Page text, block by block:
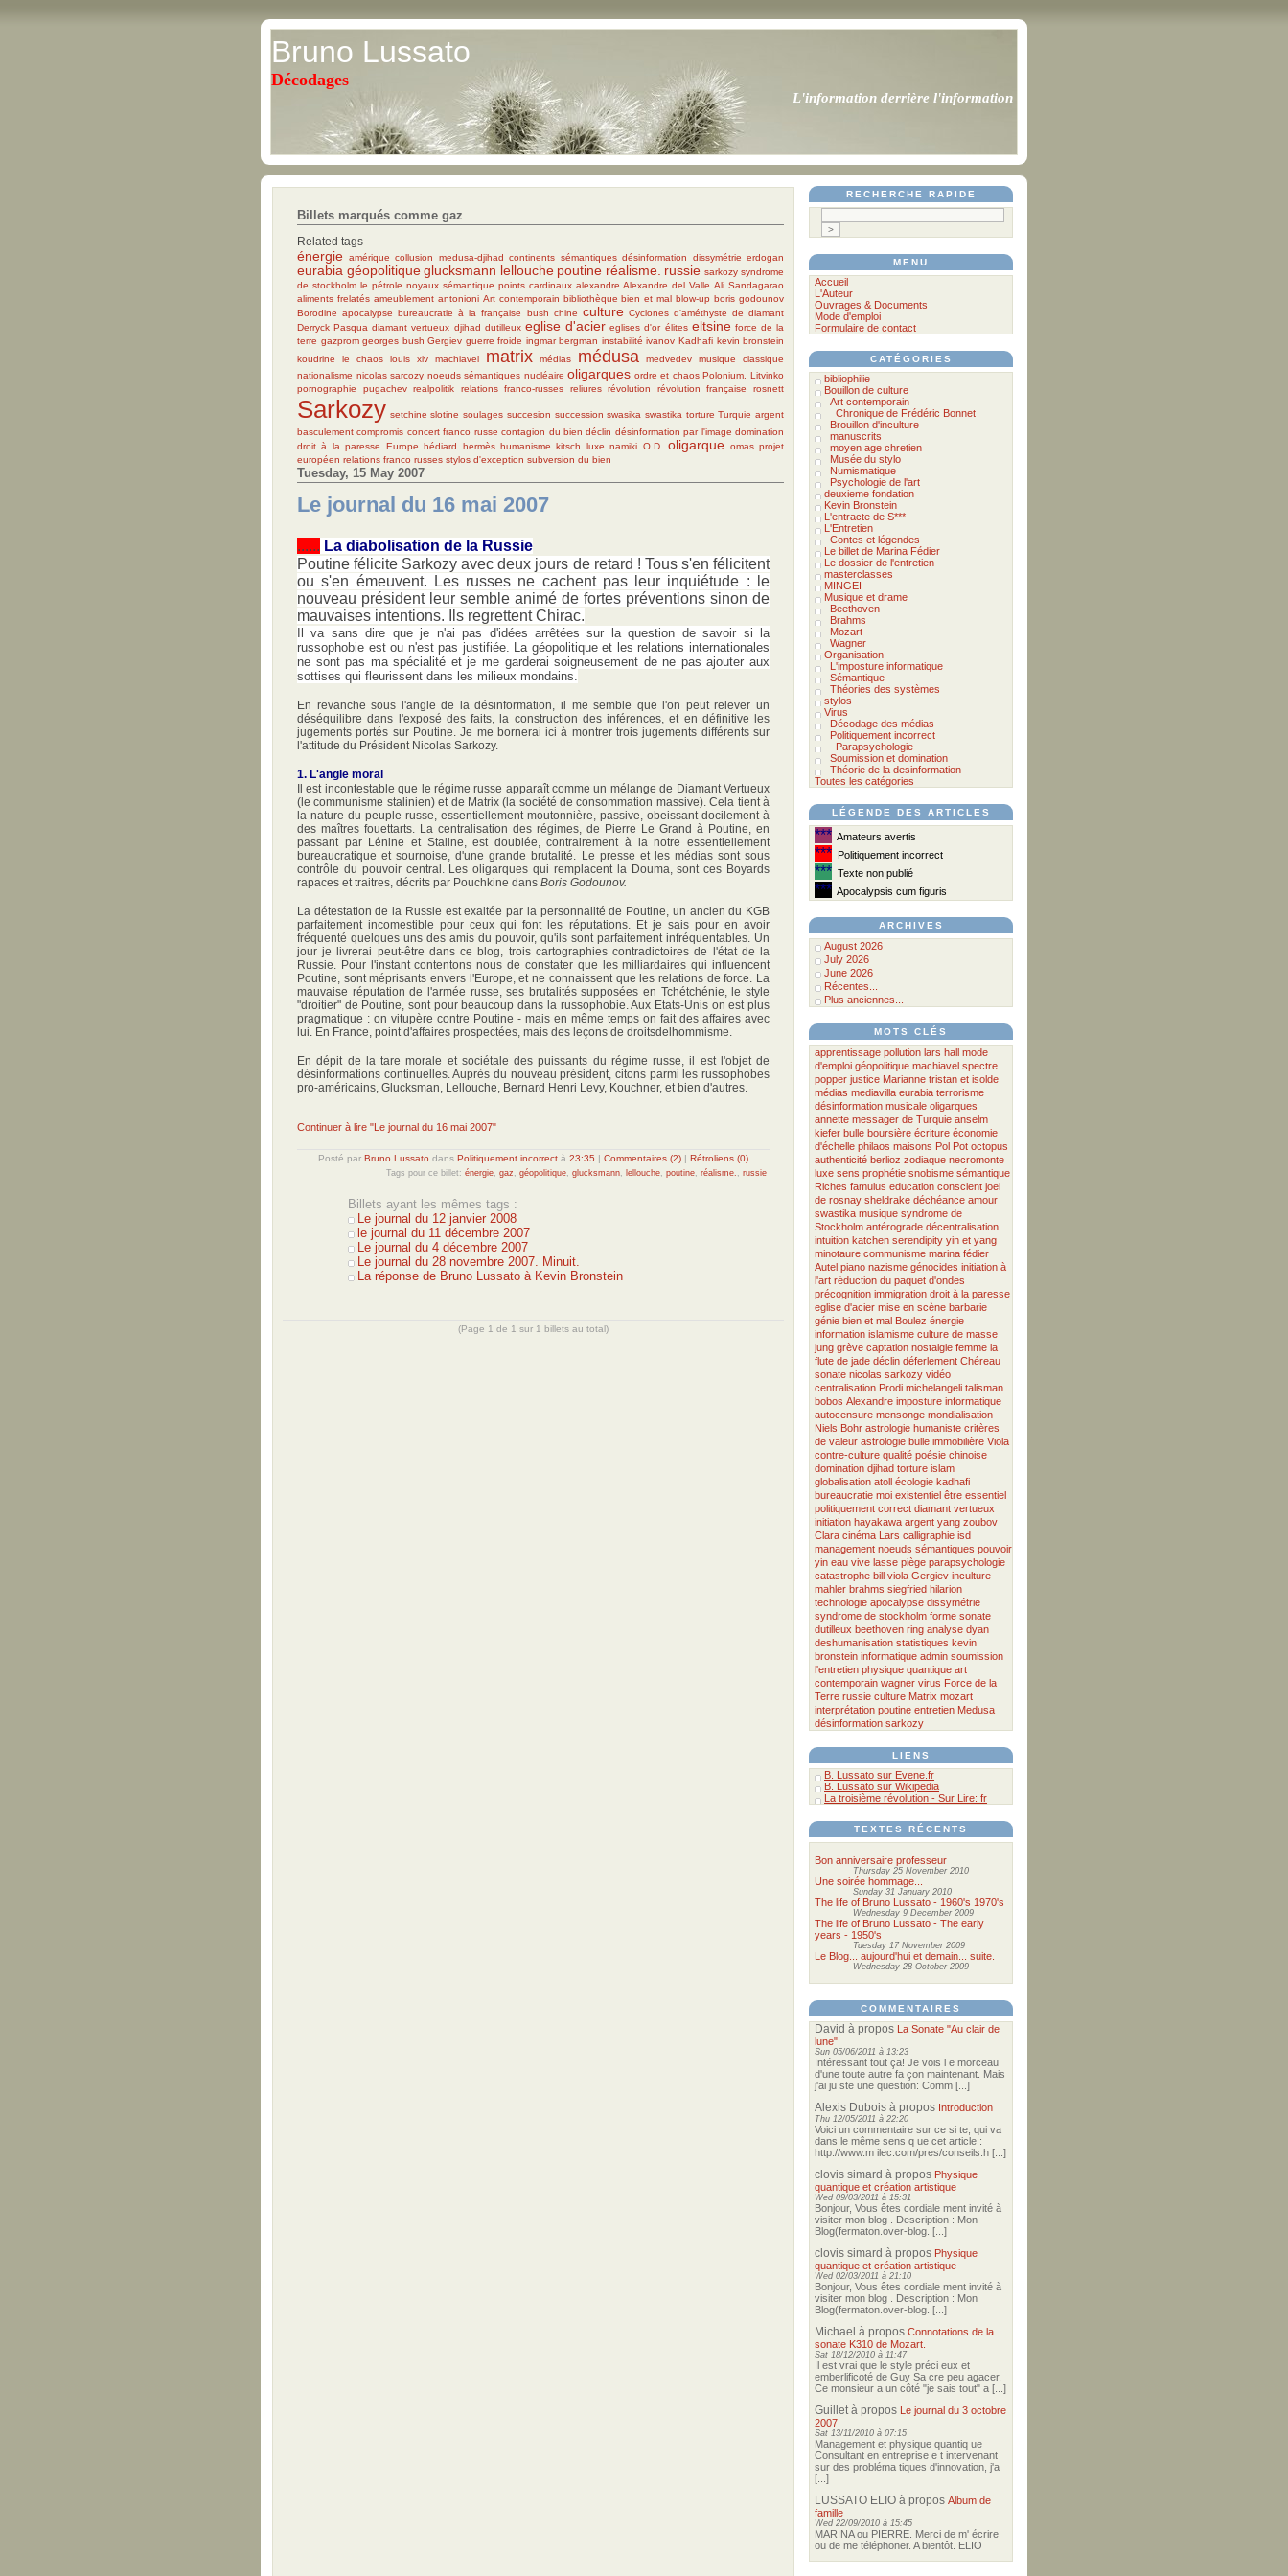
Bruno Lussato
Décodages
L'information derrière l'information
Billets marqués comme gaz
Related tags
énergie amérique collusion medusa-djihad continents sémantiques désinformation dissymétrie erdogan
eurabia géopolitique glucksmann lellouche poutine réalisme. russie sarkozy syndrome
de stockholm le pétrole noyaux sémantique points cardinaux alexandre Alexandre del Valle Ali Sandagarao
aliments frelatés ameublement antonioni Art contemporain bibliothèque bien et mal blow-up boris godounov
Borodine apocalypse bureaucratie à la française bush chine culture Cyclones d'améthyste de diamant
Derryck Pasqua diamant vertueux djihad dutilleux eglise d'acier eglises d'or élites eltsine force de la
terre gazprom georges bush Gergiev guerre froide ingmar bergman instabilité ivanov Kadhafi kevin bronstein
koudrine
le chaos louis xiv machiavel matrix médias médusa medvedev
musique classique
nationalisme nicolas sarcozy noeuds sémantiques nucléaire oligarques ordre et chaos Polonium. Litvinko
pornographie
pugachev realpolitik relations franco-russes reliures révolution révolution française rosnett
Sarkozy setchine slotine soulages succesion succession swasika swastika torture Turquie argent
basculement compromis concert franco russe contagion du bien déclin désinformation par l'image domination
droit à la paresse
Europe hédiard hermès humanisme kitsch luxe namiki O.D. oligarque omas projet
européen relations franco russes stylos d'exception subversion du bien
Tuesday, 15 May 2007
Le journal du 16 mai 2007
...... La diabolisation de la Russie
Poutine félicite Sarkozy avec deux jours de retard ! Tous s'en félicitent
ou s'en émeuvent. Les russes ne cachent pas leur inquiétude : le
nouveau président leur semble animé de fortes préventions sinon de
mauvaises intentions. Ils regrettent Chirac.
Il va sans dire que je n'ai pas d'idées arrêtées sur la question de savoir si la
russophobie est ou n'est pas justifiée. La géopolitique et les relations internationales
ne sont pas ma spécialité et je me garderai soigneusement de ne pas ajouter aux
sottises qui fleurissent dans les milieux mondains.
En revanche sous l'angle de la désinformation, il me semble que l'on peut relever un
déséquilibre dans l'exposé des faits, la construction des inférences, et en définitive les
jugements portés sur Poutine. Je me bornerai ici à montrer trois jugements différents sur
l'attitude du Président Nicolas Sarkozy.
1. L'angle moral
Il est incontestable que le régime russe apparaît comme un mélange de Diamant Vertueux
(le communisme stalinien) et de Matrix (la société de consommation massive). Cela tient à
la nature du peuple russe, essentiellement moutonnière, passive, obeissant docilement à
des maîtres fouettarts. La centralisation des régimes, de Pierre Le Grand à Poutine, en
passant par Lénine et Staline, est doublée, contrairement à la notre essentiellement
bureaucratique et sournoise, d'une grande brutalité. Le presse et les médias sont sous
contrôle du pouvoir central. Les oligarques qui remplacent la Douma, sont ces Boyards
rapaces et traitres, décrits par Pouchkine dans Boris Godounov.
La détestation de la Russie est exaltée par la personnalité de Poutine, un ancien du KGB
parfaitement incomestible pour ceux qui font les réputations. Et je sais pour en avoir
fréquenté quelques uns des amis du pouvoir, qu'ils sont parfaitement infréquentables. Un
jour je livrerai peut-être dans ce blog, trois cartographies contradictoires de l'état de la
Russie. Pour l'instant contentons nous de constater que les milliardaires qui influencent
Poutine, sont méprisants envers l'Europe, et ne connaissent que les relations de force. La
mauvaise réputation de l'armée russe, ses brutalités supposées en Tchétchénie, le style
"droitier" de Poutine, sont pour beaucoup dans la russophobie. Aux Etats-Unis on est plus
pragmatique : on vitupère contre Poutine - mais en même temps on fait des affaires avec
lui. En France, point d'affaires prospectées, mais des leçons de droitsdelhommisme.
En dépit de la tare morale et sociétale des puissants du régime russe, il est l'objet de
désinformations continuelles. Auprès du nouveau président, citons parmi les russophobes
pro-américains, Glucksman, Lellouche, Bernard Henri Levy, Kouchner, et bien d'autres.
Continuer à lire "Le journal du 16 mai 2007"
Posté par Bruno Lussato dans Politiquement incorrect à 23:35 | Commentaires (2) | Rétroliens (0)
Tags pour ce billet: énergie gaz géopolitique glucksmann lellouche poutine réalisme. russie
Billets ayant les mêmes tags :
Le journal du 12 janvier 2008
le journal du 11 décembre 2007
Le journal du 4 décembre 2007
Le journal du 28 novembre 2007. Minuit.
La réponse de Bruno Lussato à Kevin Bronstein
(Page 1 de 1 sur 1 billets au total)
RECHERCHE RAPIDE
MENU
Accueil
L'Auteur
Ouvrages & Documents
Mode d'emploi
Formulaire de contact
CATÉGORIES
bibliophilie
Bouillon de culture
Art contemporain
Chronique de Frédéric Bonnet
Brouillon d'inculture
manuscrits
moyen age chretien
Musée du stylo
Numismatique
Psychologie de l'art
deuxieme fondation
Kevin Bronstein
L'entracte de S***
L'Entretien
Contes et légendes
Le billet de Marina Fédier
Le dossier de l'entretien
masterclasses
MINGEI
Musique et drame
Beethoven
Brahms
Mozart
Wagner
Organisation
L'imposture informatique
Sémantique
Théories des systèmes
stylos
Virus
Décodage des médias
Politiquement incorrect
Parapsychologie
Soumission et domination
Théorie de la desinformation
Toutes les catégories
LÉGENDE DES ARTICLES
*** Amateurs avertis
*** Politiquement incorrect
*** Texte non publié
*** Apocalypsis cum figuris
ARCHIVES
August 2026
July 2026
June 2026
Récentes...
Plus anciennes...
MOTS CLÉS
apprentissage pollution lars hall mode
d'emploi géopolitique machiavel spectre
popper justice Marianne tristan et isolde
médias mediavilla eurabia terrorisme
désinformation musicale oligarques
annette messager de Turquie anselm
kiefer bulle boursière écriture économie
d'échelle philaos maisons Pol Pot octopus
authenticité berlioz zodiaque necromonte
luxe sens prophétie snobisme sémantique
Riches famulus education conscient joel
de rosnay sheldrake déchéance amour
swastika musique syndrome de
Stockholm antérograde décentralisation
intuition katchen serendipity yin et yang
minotaure communisme marina fédier
Autel piano nazisme génocides initiation à
l'art réduction du paquet d'ondes
précognition immigration droit à la paresse
eglise d'acier mise en scène barbarie
génie bien et mal Boulez énergie
information islamisme culture de masse
jung grève captation nostalgie femme la
flute de jade déclin déferlement Chéreau
sonate nicolas sarkozy vidéo
centralisation Prodi michelangeli talisman
bobos Alexandre imposture informatique
autocensure mensonge mondialisation
Niels Bohr astrologie humaniste critères
de valeur astrologie bulle immobilière Viola
contre-culture qualité poésie chinoise
domination djihad torture islam
globalisation atoll écologie kadhafi
bureaucratie moi existentiel être essentiel
politiquement correct diamant vertueux
initiation hayakawa argent yang zoubov
Clara cinéma Lars calligraphie isd
management noeuds sémantiques pouvoir
yin eau vive lasse piège parapsychologie
catastrophe bill viola Gergiev inculture
mahler brahms siegfried hilarion
technologie apocalypse dissymétrie
syndrome de stockholm forme sonate
dutilleux beethoven ring analyse dyan
deshumanisation statistiques kevin
bronstein informatique admin soumission
l'entretien physique quantique art
contemporain wagner virus Force de la
Terre russie culture Matrix mozart
interprétation poutine entretien Medusa
désinformation sarkozy
LIENS
B. Lussato sur Evene.fr
B. Lussato sur Wikipedia
La troisième révolution - Sur Lire: fr
TEXTES RÉCENTS
Bon anniversaire professeur
Thursday 25 November 2010
Une soirée hommage...
Sunday 31 January 2010
The life of Bruno Lussato - 1960's 1970's
Wednesday 9 December 2009
The life of Bruno Lussato - The early
years - 1950's
Tuesday 17 November 2009
Le Blog... aujourd'hui et demain... suite.
Wednesday 28 October 2009
COMMENTAIRES
David à propos La Sonate "Au clair de
lune"
Sun 05/06/2011 à 13:23
Intéressant tout ça! Je vois l e morceau
d'une toute autre fa çon maintenant. Mais
j'ai ju ste une question: Comm [...]
Alexis Dubois à propos Introduction
Thu 12/05/2011 à 22:20
Voici un commentaire sur ce si te, qui va
dans le même sens q ue cet article :
http://www.m ilec.com/pres/conseils.h [...]
clovis simard à propos Physique
quantique et création artistique
Wed 09/03/2011 à 15:31
Bonjour, Vous êtes cordiale ment invité à
visiter mon blog . Description : Mon
Blog(fermaton.over-blog. [...]
clovis simard à propos Physique
quantique et création artistique
Wed 02/03/2011 à 21:10
Bonjour, Vous êtes cordiale ment invité à
visiter mon blog . Description : Mon
Blog(fermaton.over-blog. [...]
Michael à propos Connotations de la
sonate K310 de Mozart.
Sat 18/12/2010 à 11:47
Il est vrai que le style préci eux et
emberlificoté de Guy Sa cre peu agacer.
Ce monsieur a un côté "je sais tout" a [...]
Guilletà propos Le journal du 3 octobre
2007
Sat 13/11/2010 à 07:15
Management et physique quantiq ue
Consultant en entreprise e t intervenant
sur des probléma tiques d'innovation, j'a
[...]
LUSSATO ELIO à propos Album de
famille
Wed 22/09/2010 à 15:45
MARINA ou PIERRE. Merci de m' écrire
ou de me téléphoner. A bientôt. ELIO